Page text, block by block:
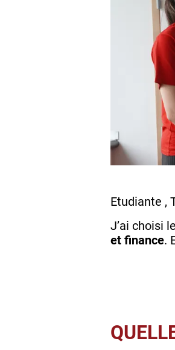
Etudiante ,
J’ai choisi le
et finance.